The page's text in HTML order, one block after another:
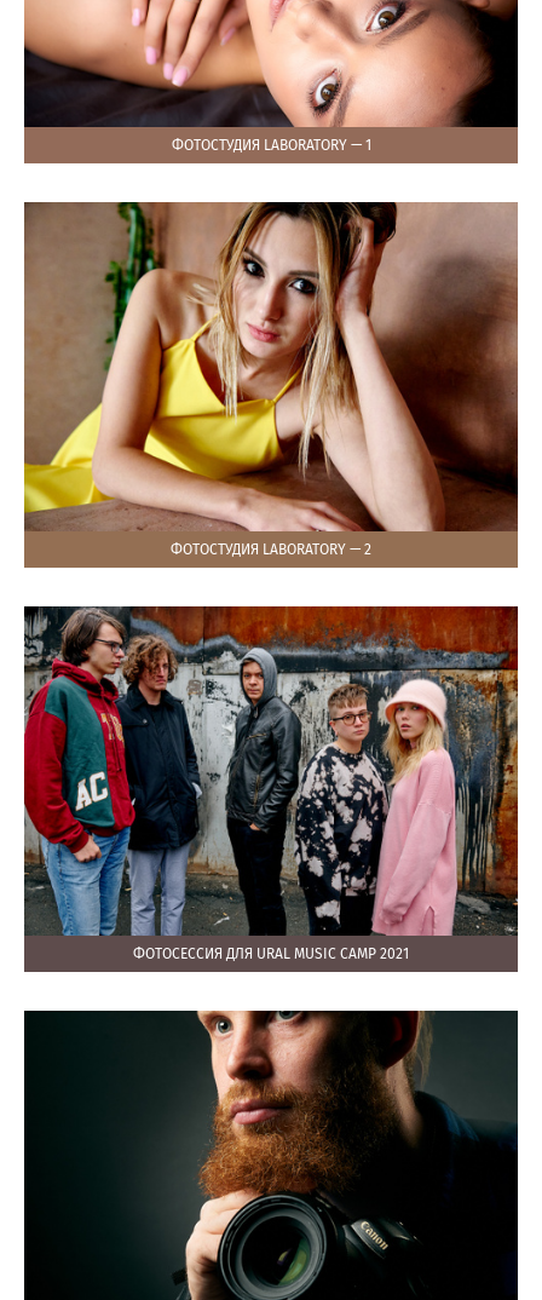
ФОТОСТУДИЯ LABORATORY — 1
ФОТОСТУДИЯ LABORATORY — 2
ФОТОСЕССИЯ ДЛЯ URAL MUSIC CAMP 2021